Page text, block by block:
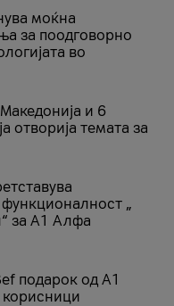
моќна
за поодговорно
во
и 6
отворија темата за
„
за А1 Алфа
подарок од А1
корисници